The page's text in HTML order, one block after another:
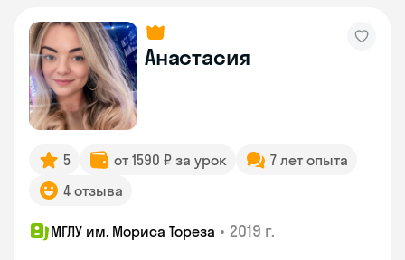
Анастасия
5 от 1590 ₽ за урок
7 лет опыта
4 отзыва
МГЛУ им. Мориса Тореза • 2019 г.